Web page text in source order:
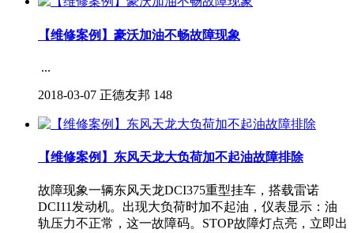
【维修案例】豪沃加油不畅故障现象
...
2018-03-07 正德友邦 148
【维修案例】东风天龙大负荷加不起油故障排除
故障现象一辆东风天龙DCI375重型挂车，搭载雷诺
DCI11发动机。出现大负荷时加不起油，仪表显示：油
轨压力不正常，这一故障码。STOP故障灯点亮，立即出